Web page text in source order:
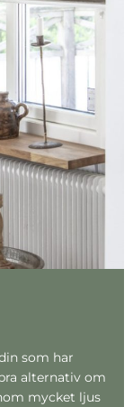
som har
alternativ om
mycket ljus